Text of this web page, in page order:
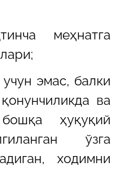
меҳнатга
эмас, балки
ва
ҳуқуқий
ўзга
ходимни